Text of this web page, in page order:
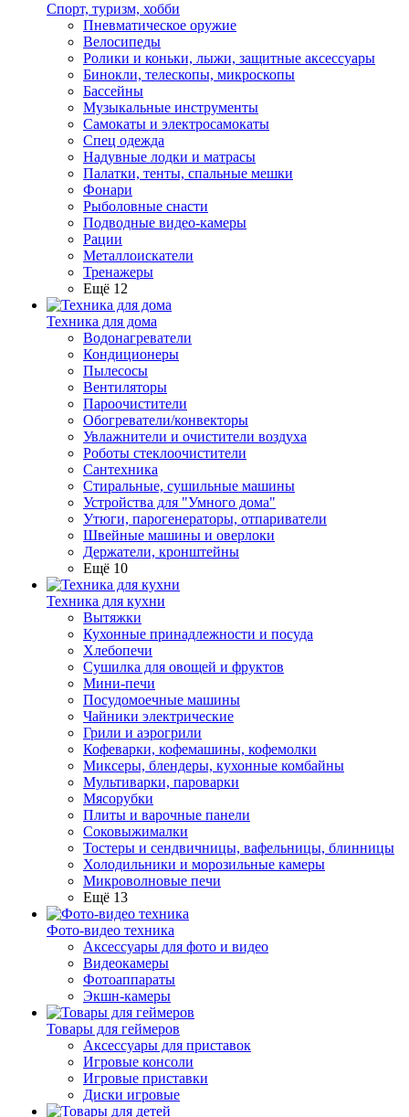
Спорт, туризм, хобби
Пневматическое оружие
Велосипеды
Ролики и коньки, лыжи, защитные аксессуары
Бинокли, телескопы, микроскопы
Бассейны
Музыкальные инструменты
Самокаты и электросамокаты
Спец одежда
Надувные лодки и матрасы
Палатки, тенты, спальные мешки
Фонари
Рыболовные снасти
Подводные видео-камеры
Рации
Металлоискатели
Тренажеры
Ещё 12
Техника для дома
Водонагреватели
Кондиционеры
Пылесосы
Вентиляторы
Пароочистители
Обогреватели/конвекторы
Увлажнители и очистители воздуха
Роботы стеклоочистители
Сантехника
Стиральные, сушильные машины
Устройства для "Умного дома"
Утюги, парогенераторы, отпариватели
Швейные машины и оверлоки
Держатели, кронштейны
Ещё 10
Техника для кухни
Вытяжки
Кухонные принадлежности и посуда
Хлебопечи
Сушилка для овощей и фруктов
Мини-печи
Посудомоечные машины
Чайники электрические
Грили и аэрогрили
Кофеварки, кофемашины, кофемолки
Миксеры, блендеры, кухонные комбайны
Мультиварки, пароварки
Мясорубки
Плиты и варочные панели
Соковыжималки
Тостеры и сендвичницы, вафельницы, блинницы
Холодильники и морозильные камеры
Микроволновые печи
Ещё 13
Фото-видео техника
Аксессуары для фото и видео
Видеокамеры
Фотоаппараты
Экшн-камеры
Товары для геймеров
Аксессуары для приставок
Игровые консоли
Игровые приставки
Диски игровые